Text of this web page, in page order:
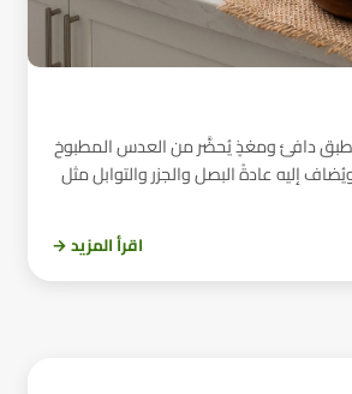
دافئ ومغذٍ يُحضَّر من العدس المطبوخ
إليه عادةً البصل والجزر والتوابل مثل
اقرأ المزيد →